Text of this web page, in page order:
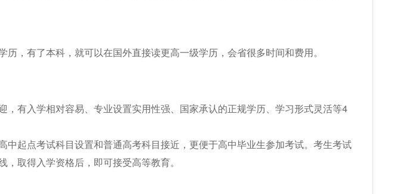
历，有了本科，就可以在国外直接读更高一级学历，会省很多时间和费用。
，有入学相对容易、专业设置实用性强、国家承认的正规学历、学习形式灵活等4
中起点考试科目设置和普通高考科目接近，更便于高中毕业生参加考试。考生考试
取得入学资格后，即可接受高等教育。